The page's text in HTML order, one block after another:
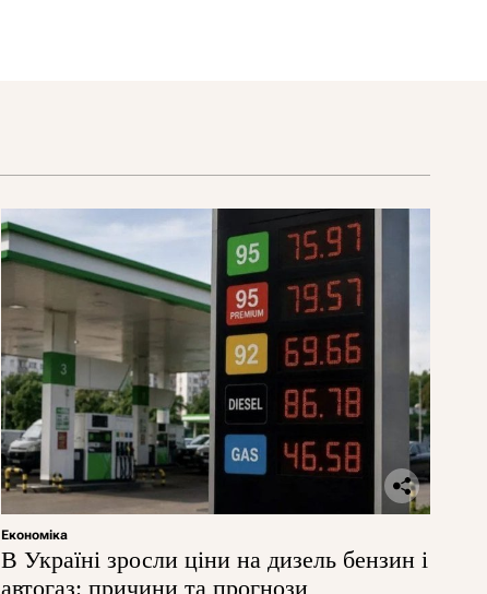
Економіка
В Україні зросли ціни на дизель бензин і
автогаз: причини та прогнози